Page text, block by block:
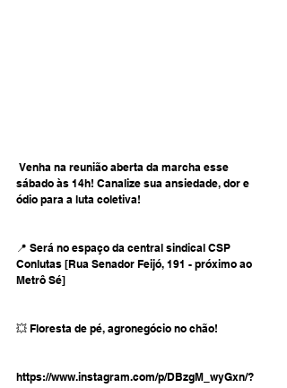
Venha na reunião aberta da marcha esse
sábado às 14h! Canalize sua ansiedade, dor e
ódio para a luta coletiva!
📍 Será no espaço da central sindical CSP
Conlutas [Rua Senador Feijó, 191 - próximo ao
Metrô Sé]
💥 Floresta de pé, agronegócio no chão!
https://www.instagram.com/p/DBzgM_wyGxn/?